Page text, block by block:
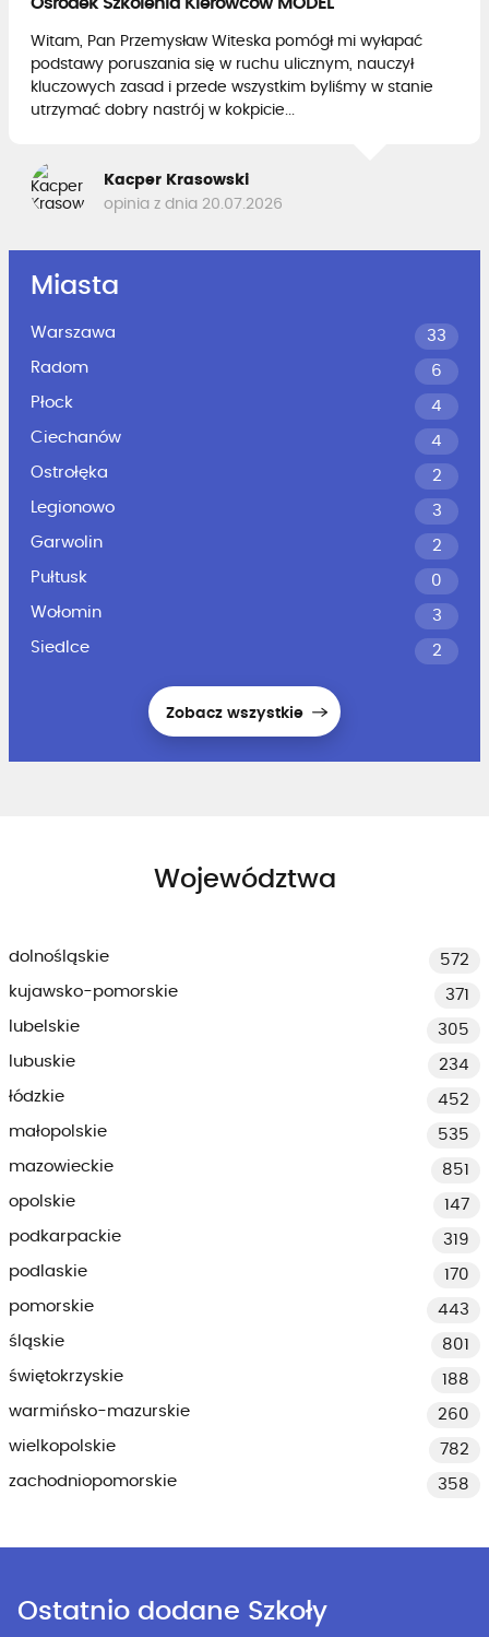
Witam, Pan Przemysław Witeska pomógł mi wyłapać
podstawy poruszania się w ruchu ulicznym, nauczył
kluczowych zasad i przede wszystkim byliśmy w stanie
utrzymać dobry nastrój w kokpicie...
Kacper Krasowski
opinia z dnia 20.07.2026
Miasta
Warszawa
33
Radom
6
Płock
4
Ciechanów
4
Ostrołęka
2
Legionowo
3
Garwolin
2
Pułtusk
0
Wołomin
3
Siedlce
2
Zobacz wszystkie
Województwa
dolnośląskie
572
kujawsko-pomorskie
371
lubelskie
305
lubuskie
234
łódzkie
452
małopolskie
535
mazowieckie
851
opolskie
147
podkarpackie
319
podlaskie
170
pomorskie
443
śląskie
801
świętokrzyskie
188
warmińsko-mazurskie
260
wielkopolskie
782
zachodniopomorskie
358
Ostatnio dodane Szkoły